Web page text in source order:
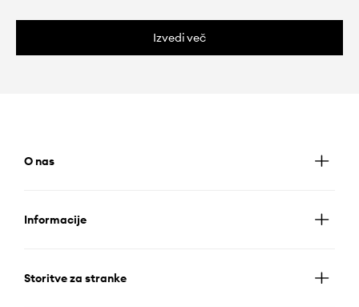
Izvedi več
O nas
Informacije
Storitve za stranke